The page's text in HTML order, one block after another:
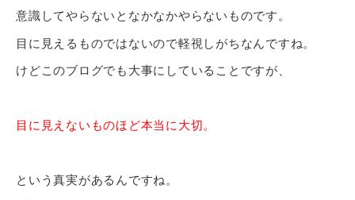
意識してやらないとなかなかやらないものです。
目に見えるものではないので軽視しがちなんですね。
けどこのブログでも大事にしていることですが、
目に見えないものほど本当に大切。
という真実があるんですね。